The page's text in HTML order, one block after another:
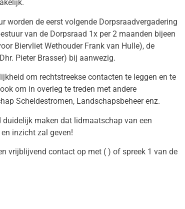
worden de eerst volgende Dorpsraadvergadering
van de Dorpsraad 1x per 2 maanden bijeen
Biervliet Wethouder Frank van Hulle), de
Pieter Brasser) bij aanwezig.
om rechtstreekse contacten te leggen en te
om in overleg te treden met andere
Scheldestromen, Landschapsbeheer enz.
duidelijk maken dat lidmaatschap van een
inzicht zal geven!
vrijblijvend contact op met ( ) of spreek 1 van de